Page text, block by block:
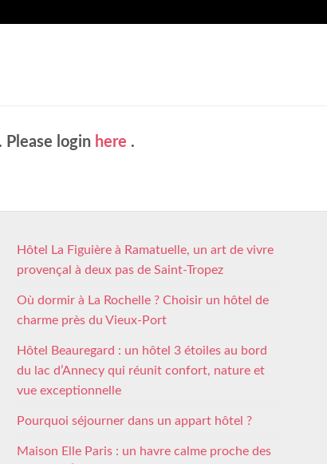
Please login here .
Hôtel La Figuière à Ramatuelle, un art de vivre
provençal à deux pas de Saint-Tropez
Où dormir à La Rochelle ? Choisir un hôtel de
charme près du Vieux-Port
Hôtel Beauregard : un hôtel 3 étoiles au bord
du lac d’Annecy qui réunit confort, nature et
vue exceptionnelle
Pourquoi séjourner dans un appart hôtel ?
Maison Elle Paris : un havre calme proche des